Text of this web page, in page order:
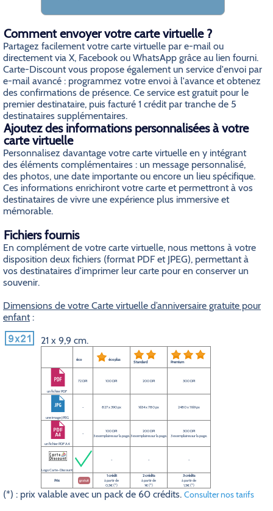
Comment envoyer votre carte virtuelle ?
Partagez facilement votre carte virtuelle par e-mail ou
directement via X, Facebook ou WhatsApp grâce au lien fourni.
Carte-Discount vous propose également un service d'envoi par
e-mail avancé : programmez votre envoi à l'avance et obtenez
des confirmations de présence. Ce service est gratuit pour le
premier destinataire, puis facturé 1 crédit par tranche de 5
destinataires supplémentaires.
Ajoutez des informations personnalisées à votre
carte virtuelle
Personnalisez davantage votre carte virtuelle en y intégrant
des éléments complémentaires : un message personnalisé,
des photos, une date importante ou encore un lieu spécifique.
Ces informations enrichiront votre carte et permettront à vos
destinataires de vivre une expérience plus immersive et
mémorable.
Fichiers fournis
En complément de votre carte virtuelle, nous mettons à votre
disposition deux fichiers (format PDF et JPEG), permettant à
vos destinataires d'imprimer leur carte pour en conserver un
souvenir.
Dimensions de votre Carte virtuelle d’anniversaire gratuite pour
enfant:
21 x 9,9 cm.
éco éco plus Standard Premium
un fichier PDF
72 DPI 100 DPI 200 DPI 300 DPI
une image JPEG
- 827 x 390 px 1654 x 780 px 2480 x 1169 px
un fichier PDF A4
-
100 DPI
3 exemplaires sur la page.
200 DPI
3 exemplaires sur la page.
300 DPI
3 exemplaires sur la page.
Logo Carte-Discount
- - -
Prix gratuit
1 crédit
à partir de
0,5€ (*)
2 crédits
à partir de
1€ (*)
3 crédits
à partir de
1,5€ (*)
(*) : prix valable avec un pack de 60 crédits. Consulter nos tarifs